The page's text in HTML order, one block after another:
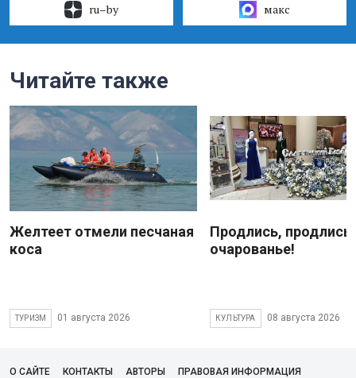
ru–by макс
Читайте также
Желтеет отмели песчаная
коса
ТУРИЗМ 01 августа 2026
Продлись, продлись
очарованье!
КУЛЬТУРА 08 августа 2026
О САЙТЕ КОНТАКТЫ АВТОРЫ ПРАВОВАЯ ИНФОРМАЦИЯ